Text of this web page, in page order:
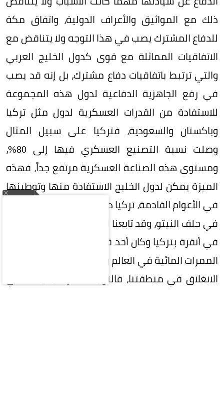
ذلك مع المواثيق والأعراف الدولية، واتفاق مكة
للدفاع المشترك يصب في هذا التوجه ولا يتناقض مع
الاتفاقيات المماثلة مع قوى كدول الخليج العربي
والتي ترتبط باتفاقيات دفاع مشترك، بل إنه قد يصب
في رفع الجاهزية الدفاعية لدول هذه المجموعة
للاستفادة من القدرات العسكرية لدول مثل تركيا
وباكستان والسعودية، فتركيا على سبيل المثال
وصلت نسبة التصنيع العسكري فيها إلى 80%،
ومستوى هذه الصناعة العسكرية مرتفع جداً، فهذه
الميزة يمكن لدول الخليج الاستفادة منها وتوطينها
في الأعوام القادمة، تركيا دولة ذات ثقل دولي كعضو
في حلف النيتو، وقد تابعنا القمة الأخيرة لهذا الحلف
في أنقرة بتركيا وكان أحد قراراته المهمة هو حماية
الممرات المائية في العالم وهي التي تعيش حالة من
الانغلاق في منطقتنا، فالتوجهات الإقليمية تلتقي